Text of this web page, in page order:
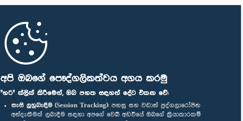
අපි ඔබගේ පෞද්ගලිකත්වය අගය කරමු
"හරි" ක්ලික් කිරීමෙන්, ඔබ පහත සඳහන් දේට එකඟ වේ:
සැසි ලුහුබැඳීම (Session Tracking): පහසු සහ වඩාත් පුද්ගලාරෝපිත
අත්දැකීමක් ලබාදීම සඳහා අපගේ වෙබ් අඩවියේ ඔබගේ ක්‍රියාකාරකම්